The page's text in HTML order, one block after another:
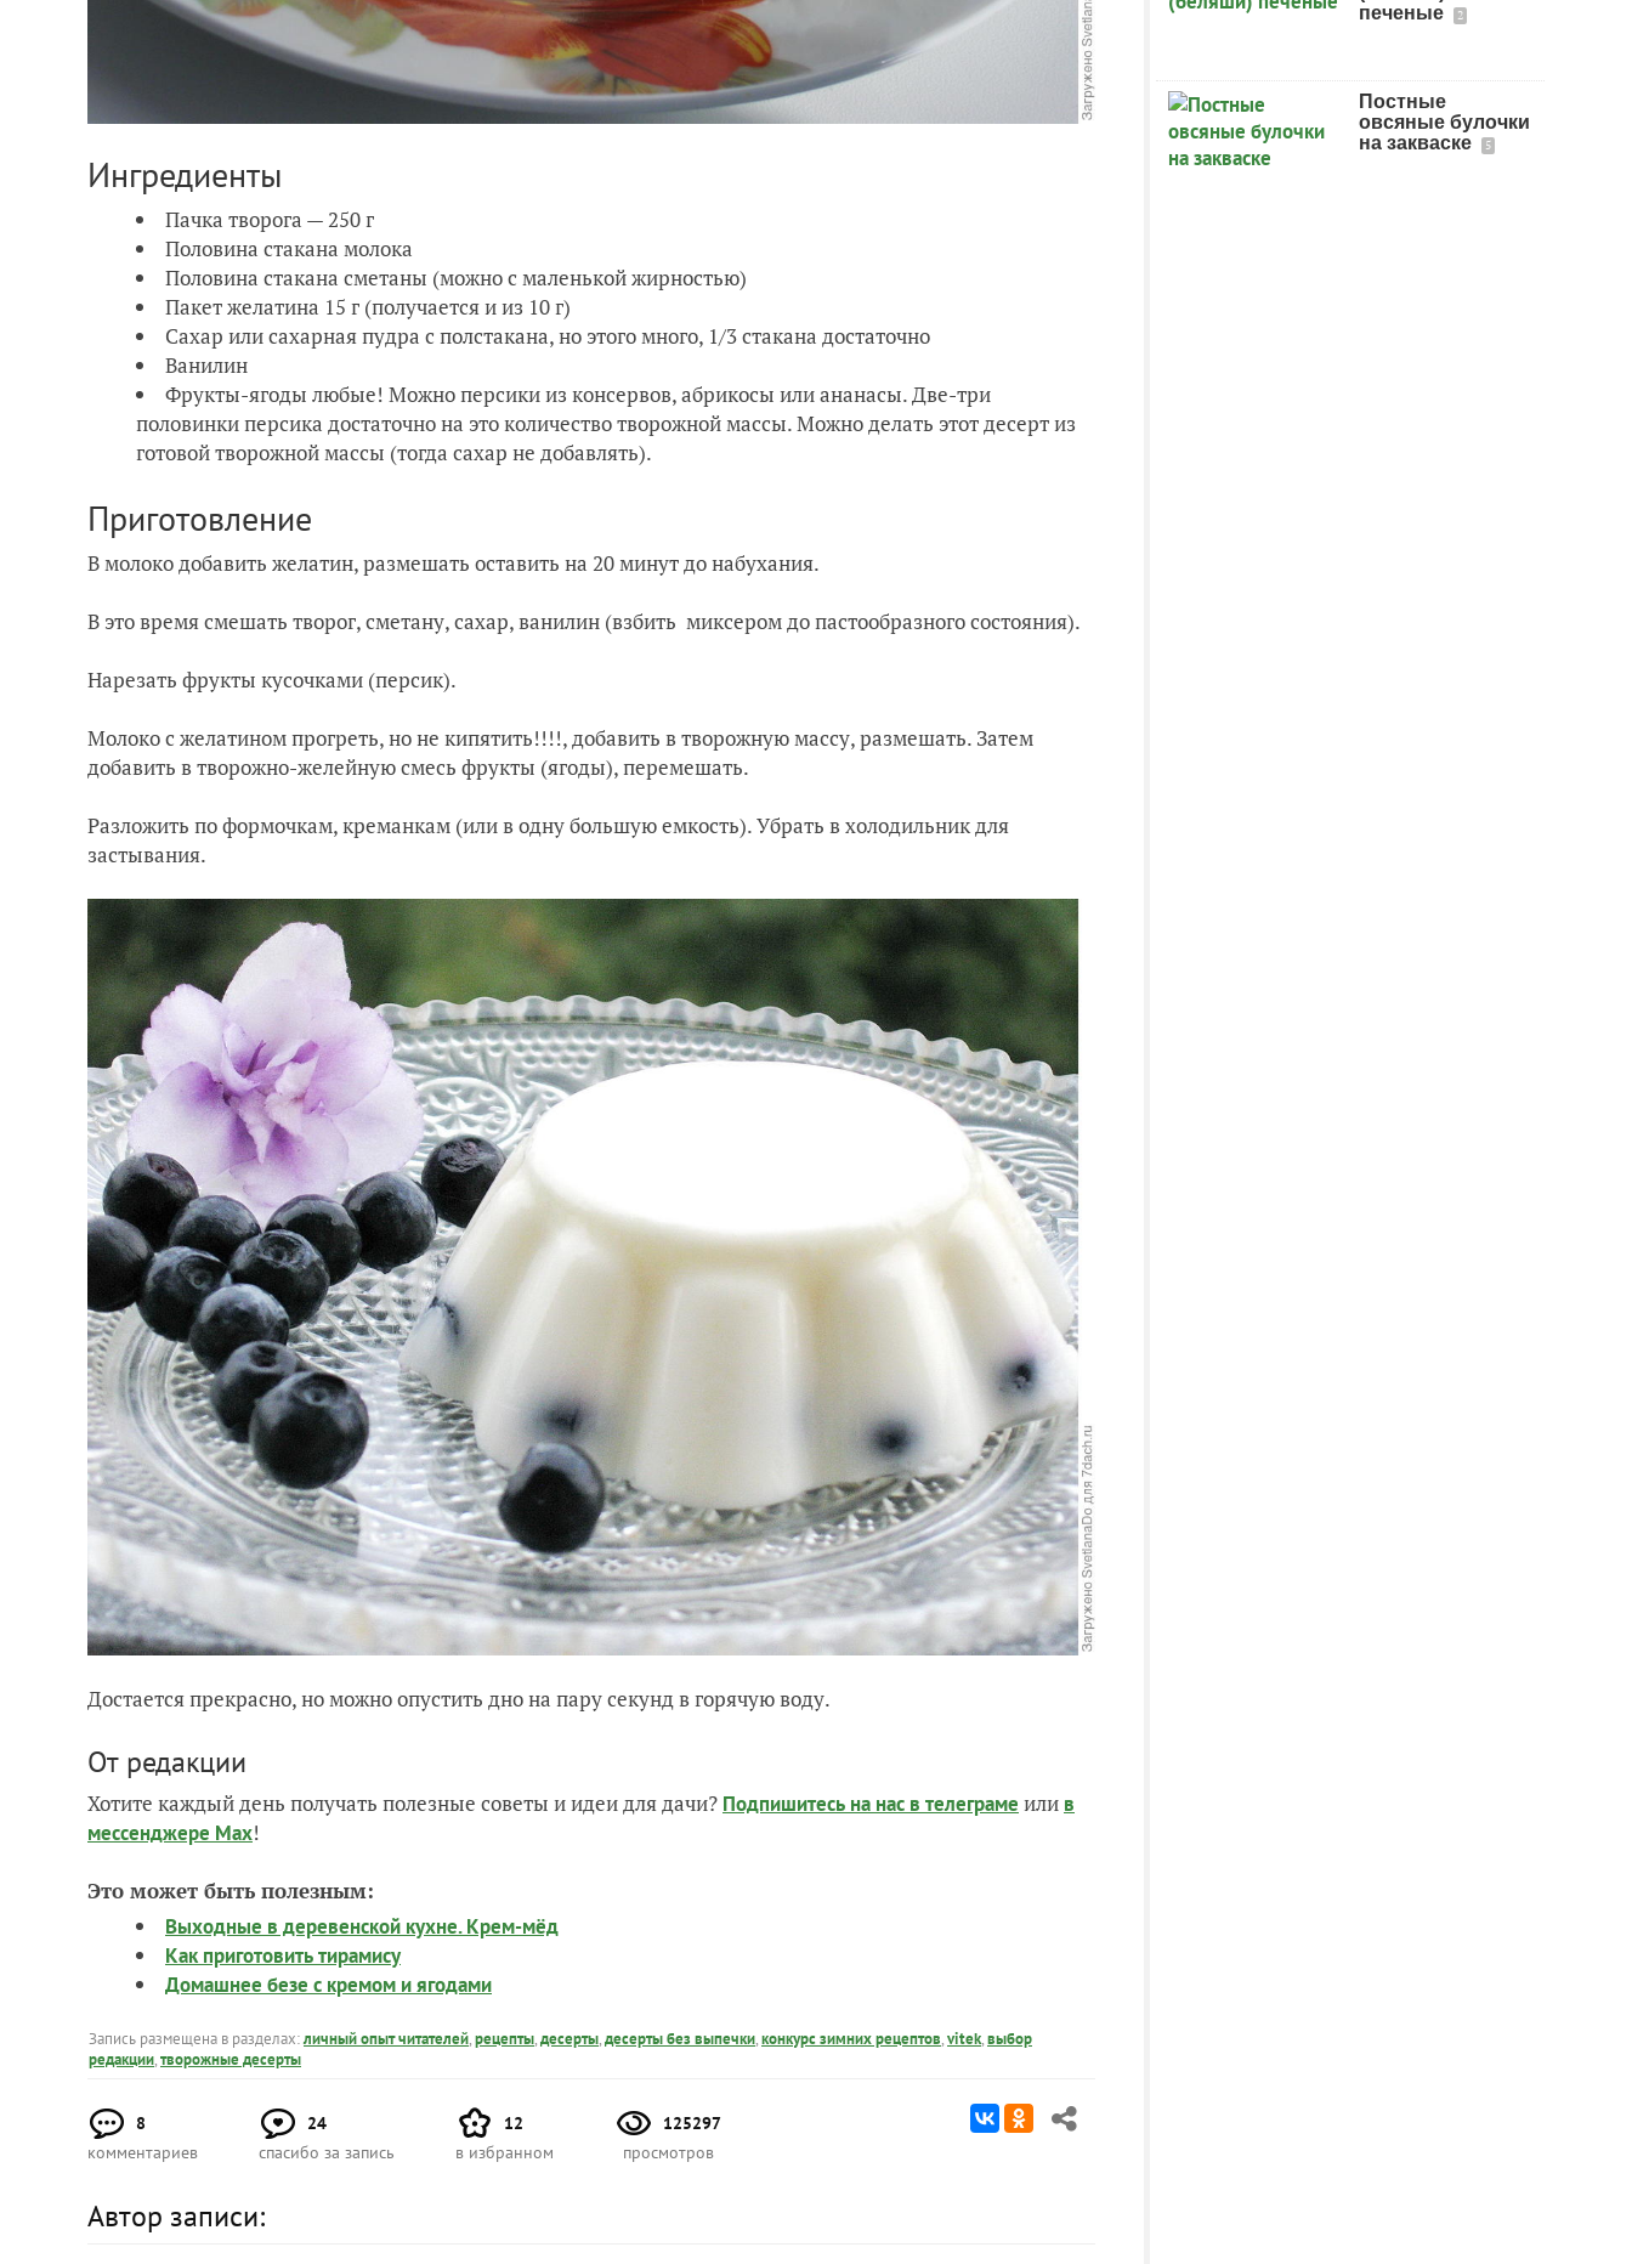
Ингредиенты
Пачка творога — 250 г
Половина стакана молока
Половина стакана сметаны (можно с маленькой жирностью)
Пакет желатина 15 г (получается и из 10 г)
Сахар или сахарная пудра с полстакана, но этого много, 1/3 стакана достаточно
Ванилин
Фрукты-ягоды любые! Можно персики из консервов, абрикосы или ананасы. Две-три
половинки персика достаточно на это количество творожной массы. Можно делать этот десерт из
готовой творожной массы (тогда сахар не добавлять).
Приготовление
В молоко добавить желатин, размешать оставить на 20 минут до набухания.
В это время смешать творог, сметану, сахар, ванилин (взбить миксером до пастообразного состояния).
Нарезать фрукты кусочками (персик).
Молоко с желатином прогреть, но не кипятить!!!!, добавить в творожную массу, размешать. Затем
добавить в творожно-желейную смесь фрукты (ягоды), перемешать.
Разложить по формочкам, креманкам (или в одну большую емкость). Убрать в холодильник для
застывания.
Достается прекрасно, но можно опустить дно на пару секунд в горячую воду.
От редакции
Хотите каждый день получать полезные советы и идеи для дачи? Подпишитесь на нас в телеграме или в
мессенджере Max!
Это может быть полезным:
Выходные в деревенской кухне. Крем-мёд
Как приготовить тирамису
Домашнее безе с кремом и ягодами
Запись размещена в разделах:личный опыт читателей,рецепты,десерты,десерты без выпечки,конкурс зимних рецептов,vitek,выбор
редакции,творожные десерты
8
комментариев
24
спасибо за запись
12
в избранном
125297
просмотров
Автор записи:
печеные
2
Постные
овсяные булочки
на закваске
5